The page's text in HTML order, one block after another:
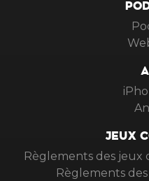
JEUX
Règlements des jeux
Règlements